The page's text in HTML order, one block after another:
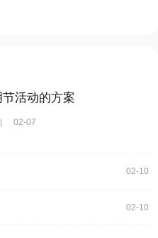
活动的方案
| 02-07
02-10
02-10